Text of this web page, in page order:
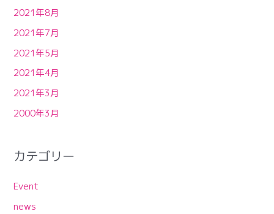
2021年8月
2021年7月
2021年5月
2021年4月
2021年3月
2000年3月
カテゴリー
Event
news